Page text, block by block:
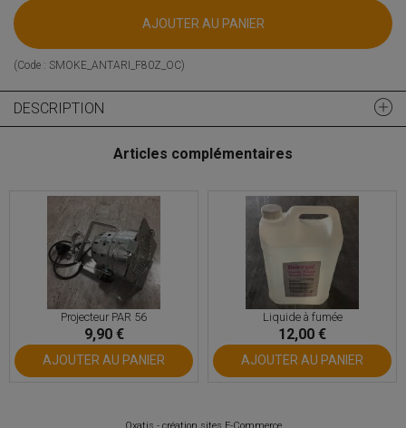
AJOUTER AU PANIER
(Code : SMOKE_ANTARI_F80Z_OC)
DESCRIPTION
Articles complémentaires
Projecteur PAR 56
9,90 €
AJOUTER AU PANIER
Liquide à fumée
12,00 €
AJOUTER AU PANIER